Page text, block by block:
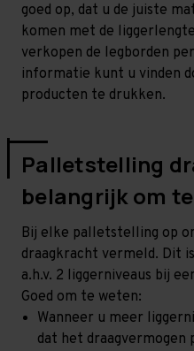
goed op, dat u de juiste
komen met de
verkopen de legborden
informatie kunt u vinden
producten te drukken.
Palletstelling
belangrijk om
Bij elke palletstelling op
draagkracht vermeld. Dit
a.h.v. 2 liggerniveaus bij
Goed om te weten:
Wanneer u meer
dat het draagvermogen